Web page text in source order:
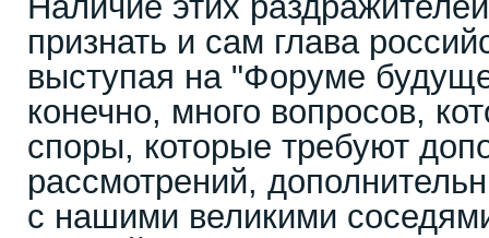
признать и сам глава
выступая на "Форуме
конечно, много вопросов,
споры, которые требуют
рассмотрений,
с нашими великими